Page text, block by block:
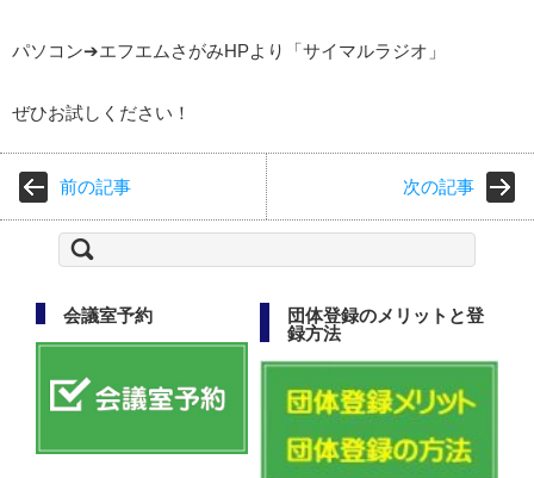
パソコン➔エフエムさがみHPより「サイマルラジオ」
ぜひお試しください！
前の記事 次の記事
検
索:
会議室予約
団体登録のメリットと登
録方法